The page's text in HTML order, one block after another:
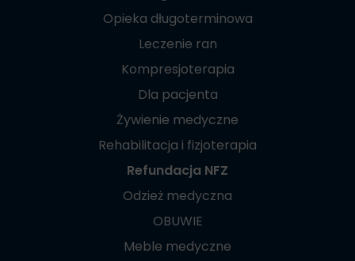
Opieka długoterminowa
Leczenie ran
Kompresjoterapia
Dla pacjenta
Żywienie medyczne
Rehabilitacja i fizjoterapia
Refundacja NFZ
Odzież medyczna
OBUWIE
Meble medyczne